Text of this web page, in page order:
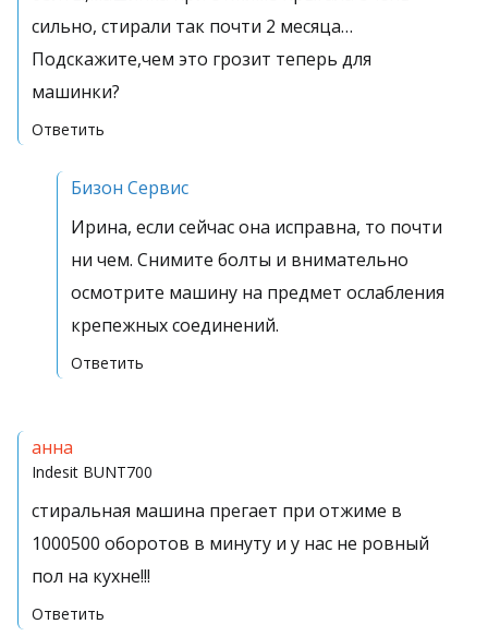
сильно, стирали так почти 2 месяца…
Подскажите,чем это грозит теперь для
машинки?
Ответить
Бизон Сервис
Ирина, если сейчас она исправна, то почти
ни чем. Снимите болты и внимательно
осмотрите машину на предмет ослабления
крепежных соединений.
Ответить
анна
Indesit BUNT700
стиральная машина прегает при отжиме в
1000500 оборотов в минуту и у нас не ровный
пол на кухне!!!
Ответить